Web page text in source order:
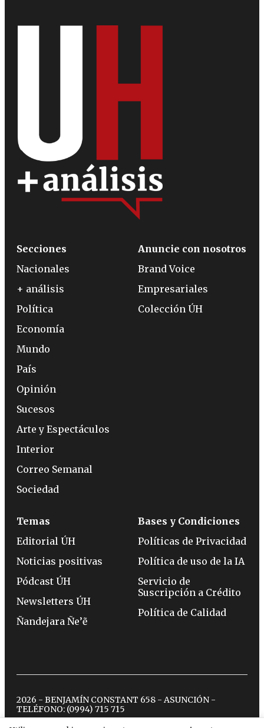
Secciones
Nacionales
+ análisis
Política
Economía
Mundo
País
Opinión
Sucesos
Arte y Espectáculos
Interior
Correo Semanal
Sociedad
Anuncie con nosotros
Brand Voice
Empresariales
Colección ÚH
Temas
Editorial ÚH
Noticias positivas
Pódcast ÚH
Newsletters ÚH
Ñandejara Ñe’ẽ
Bases y Condiciones
Políticas de Privacidad
Política de uso de la IA
Servicio de
Suscripción a Crédito
Política de Calidad
2026 - BENJAMÍN CONSTANT 658 - ASUNCIÓN -
TELÉFONO: (0994) 715 715